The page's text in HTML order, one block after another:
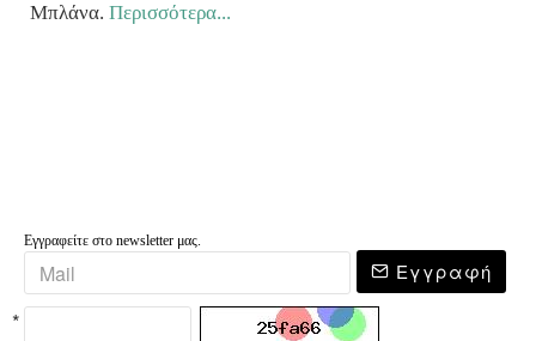
Μπλάνα. Περισσότερα...
Εγγραφείτε στο newsletter μας.
Εγγραφή